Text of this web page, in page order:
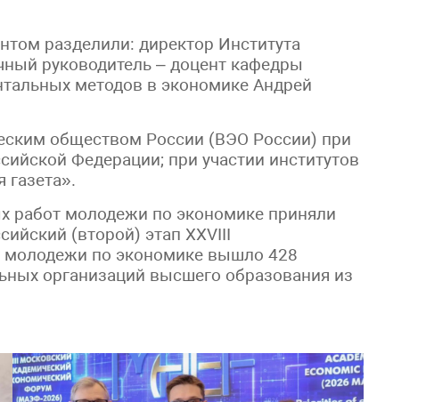
разделили: директор Института
руководитель – доцент кафедры
методов в экономике Андрей
обществом России (ВЭО России) при
Федерации; при участии институтов
работ молодежи по экономике приняли
(второй) этап XXVIII
молодежи по экономике вышло 428
организаций высшего образования из